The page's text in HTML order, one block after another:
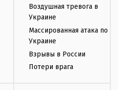
Воздушная тревога в
Украине
Массированная атака по
Украине
Взрывы в России
Потери врага